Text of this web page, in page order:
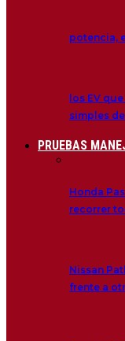
potencia,
los EV
simples
PRUEBAS
Honda
recorrer
Nissan
frente a